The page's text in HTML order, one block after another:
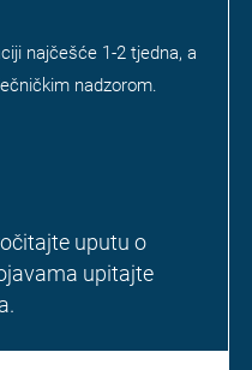
najčešće 1-2 tjedna, a
nadzorom.
uputu o
upitajte